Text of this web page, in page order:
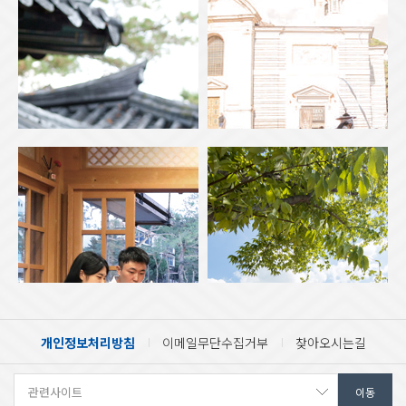
개인정보처리방침 이메일무단수집거부 찾아오시는길